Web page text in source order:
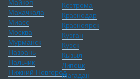
Майкоп
Махачкала
Миасс
Москва
Мурманск
Назрань
Нальчик
Нижний Новгород
Кострома
Краснодар
Красноярск
Курган
Курск
Кызыл
Липецк
Магадан